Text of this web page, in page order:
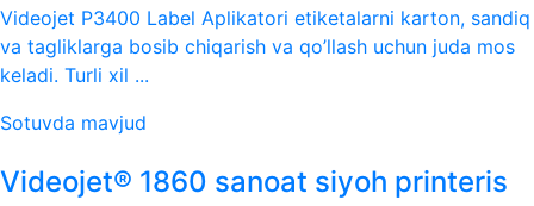
Videojet P3400 Label Aplikatori etiketalarni karton, sandiq
va tagliklarga bosib chiqarish va qo’llash uchun juda mos
keladi. Turli xil ...
Sotuvda mavjud
Videojet® 1860 sanoat siyoh printeris